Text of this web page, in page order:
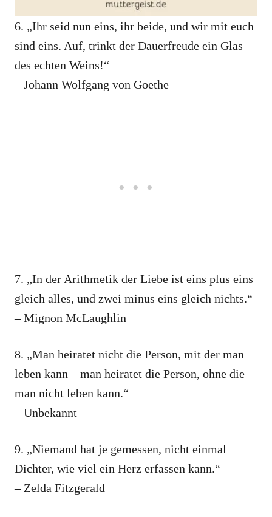
6. „Ihr seid nun eins, ihr beide, und wir mit euch
sind eins. Auf, trinkt der Dauerfreude ein Glas
des echten Weins!“
– Johann Wolfgang von Goethe
7. „In der Arithmetik der Liebe ist eins plus eins
gleich alles, und zwei minus eins gleich nichts.“
– Mignon McLaughlin
8. „Man heiratet nicht die Person, mit der man
leben kann – man heiratet die Person, ohne die
man nicht leben kann.“
– Unbekannt
9. „Niemand hat je gemessen, nicht einmal
Dichter, wie viel ein Herz erfassen kann.“
– Zelda Fitzgerald